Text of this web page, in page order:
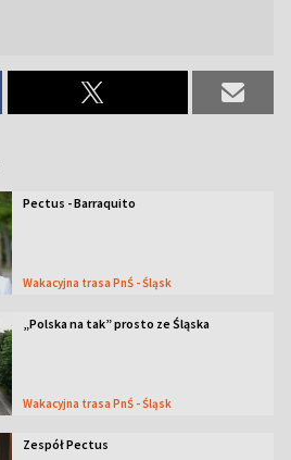
Pectus - Barraquito
Wakacyjna trasa PnŚ - Śląsk
„Polska na tak” prosto ze Śląska
Wakacyjna trasa PnŚ - Śląsk
Zespół Pectus